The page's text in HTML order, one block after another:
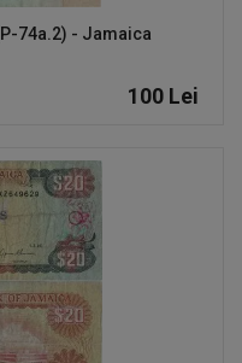
74a.2) - Jamaica
100 Lei